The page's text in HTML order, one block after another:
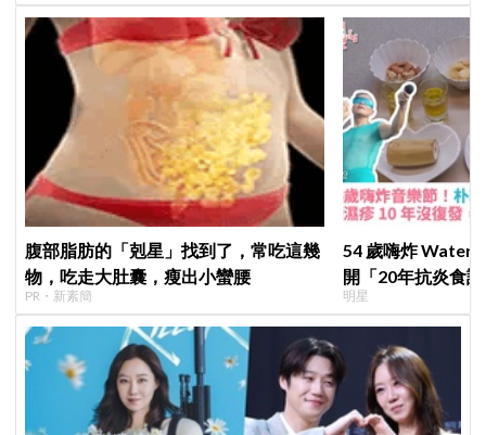
腹部脂肪的「剋星」找到了，常吃這幾
物，吃走大肚囊，瘦出小蠻腰
PR・新素簡
54 歲嗨炸
開「20年抗炎食
沒復發、砸20億
明星